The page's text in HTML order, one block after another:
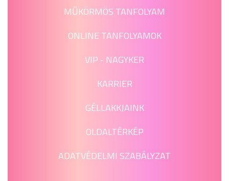
MŰKÖRMÖS TANFOLYAM
ONLINE TANFOLYAMOK
VIP - NAGYKER
KARRIER
GÉLLAKKJAINK
OLDALTÉRKÉP
ADATVÉDELMI SZABÁLYZAT